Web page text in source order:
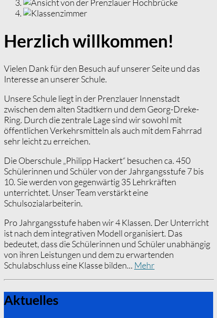
Herzlich willkommen!
Vielen Dank für den Besuch auf unserer Seite und das
Interesse an unserer Schule.
Unsere Schule liegt in der Prenzlauer Innenstadt
zwischen dem alten Stadtkern und dem Georg-Dreke-
Ring. Durch die zentrale Lage sind wir sowohl mit
öffentlichen Verkehrsmitteln als auch mit dem Fahrrad
sehr leicht zu erreichen.
Die Oberschule „Philipp Hackert“ besuchen ca. 450
Schülerinnen und Schüler von der Jahrgangsstufe 7 bis
10. Sie werden von gegenwärtig 35 Lehrkräften
unterrichtet. Unser Team verstärkt eine
Schulsozialarbeiterin.
Pro Jahrgangsstufe haben wir 4 Klassen. Der Unterricht
ist nach dem integrativen Modell organisiert. Das
bedeutet, dass die Schülerinnen und Schüler unabhängig
von ihren Leistungen und dem zu erwartenden
Schulabschluss eine Klasse bilden... Mehr
Aktuelles